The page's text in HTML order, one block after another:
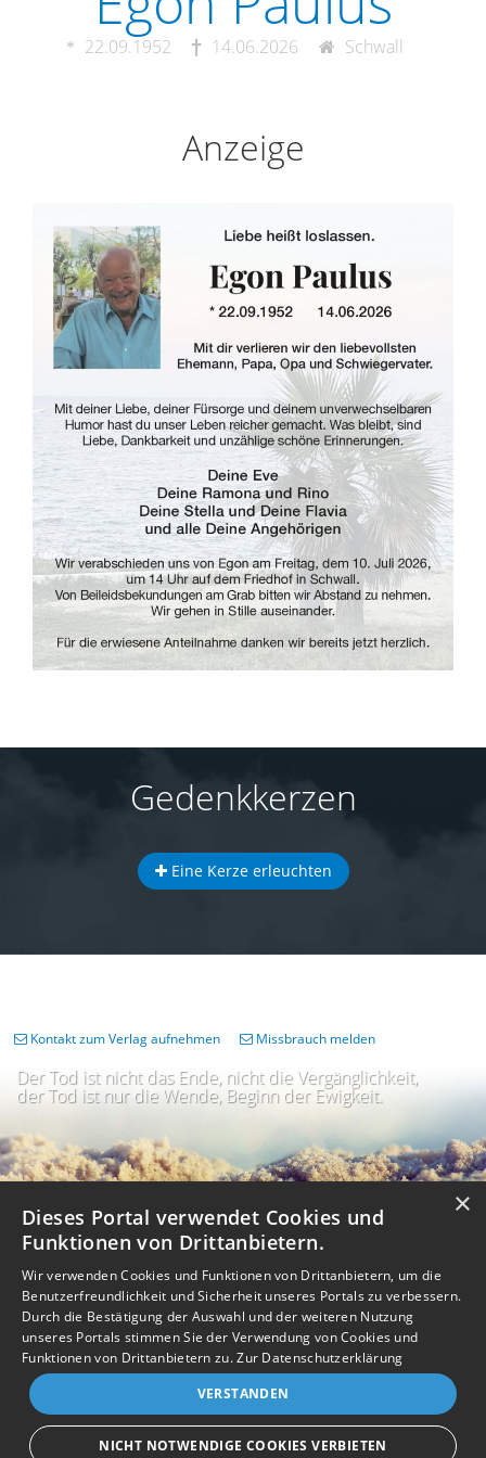
22.09.1952 14.06.2026 Schwall
Anzeige
Gedenkkerzen
Eine Kerze erleuchten
Der Tod ist nicht das Ende, nicht die Vergänglichkeit,
der Tod ist nur die Wende, Beginn der Ewigkeit.
Kontakt zum Verlag aufnehmen Missbrauch melden
Impressum Nutzungsbedingungen Datenschutz
AGB
Barrierefreiheit
Barriere melden
I
m
A
c
e
Accessibility-Modus aktivieren
I
K
n
Kontrastmodus aktivieren
eigenes Gedenkportal erstellen
×
Dieses Portal verwendet Cookies und
Funktionen von Drittanbietern.
Wir verwenden Cookies und Funktionen von Drittanbietern, um die
Benutzerfreundlichkeit und Sicherheit unseres Portals zu verbessern.
Durch die Bestätigung der Auswahl und der weiteren Nutzung
unseres Portals stimmen Sie der Verwendung von Cookies und
Funktionen von Drittanbietern zu.Zur Datenschutzerklärung
VERSTANDEN
NICHT NOTWENDIGE COOKIES VERBIETEN